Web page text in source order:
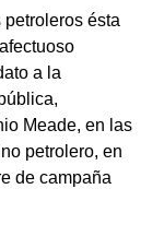
ésta
a la
Meade, en las
petrolero, en
de campaña